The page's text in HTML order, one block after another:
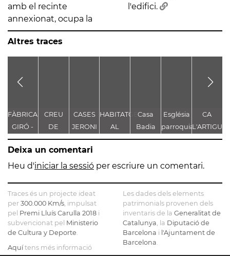
amb el recinte
annexionat, ocupa la
l'edifici.
Altres traces
FÀBRICA
GIRÓ -
FÀBRICA
CASACUBERTA
CREU
DE
TERME 1
CASES
JERONI
F.
GRANELL
HABITATGE
AL
PASSEIG,
Casa
Badia
Església
parroquial
de Santa
CA
-
D'EN
Deixa un comentari
Heu d'iniciar la sessió per escriure un comentari.
Traces és un projecte ideat
per 300.000 Km/s , impulsat
pel Premi Lluís Carulla 2018 i
subvencionat pel Ministerio
de Cultura y Deporte
Aquítens més informació
Les dades dels elements
patrimonials provenen dels
inventaris de la Generalitat de
Catalunya , la Diputació de
Barcelona i l'Ajuntament de
Barcelona